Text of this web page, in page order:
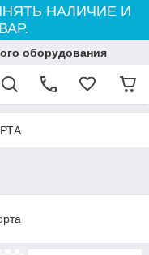
НАЛИЧИЕ И
оборудования